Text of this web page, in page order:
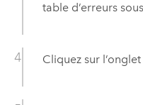
table d’erreurs
Cliquez sur l’onglet